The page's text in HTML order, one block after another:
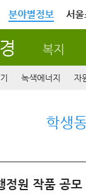
분야별정보 서울
복지
녹색에너지 자
학생
정원 작품 공